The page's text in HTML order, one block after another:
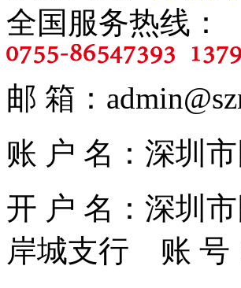
全国服务热线：
邮 箱：
账 户 名：深圳
开 户 名：深圳
岸城支行 账 号